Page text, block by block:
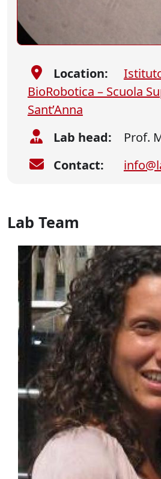
Location:
BioRobotica – Scuola
Sant’Anna
Lab head:
Prof.
Contact:
Lab Team